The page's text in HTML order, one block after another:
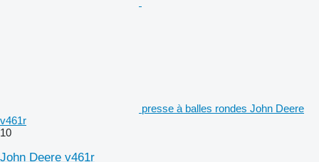
presse à balles rondes John Deere
v461r
10
John Deere v461r